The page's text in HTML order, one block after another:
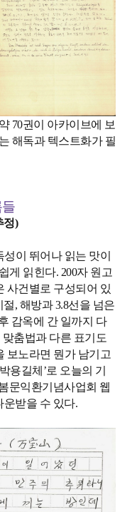
70권이 아카이브에 보
해독과 텍스트화가 필
정)
이 뛰어나 읽는 맛이
게 읽힌다. 200자 원고
사건별로 구성되어 있
, 해방과 3.8선을 넘은
감옥에 간 일까지 다
맞춤법과 다른 표기도
보노라면 뭔가 남기고
용길체’로 오늘의 기
문익환기념사업회 웹
운받을 수 있다.